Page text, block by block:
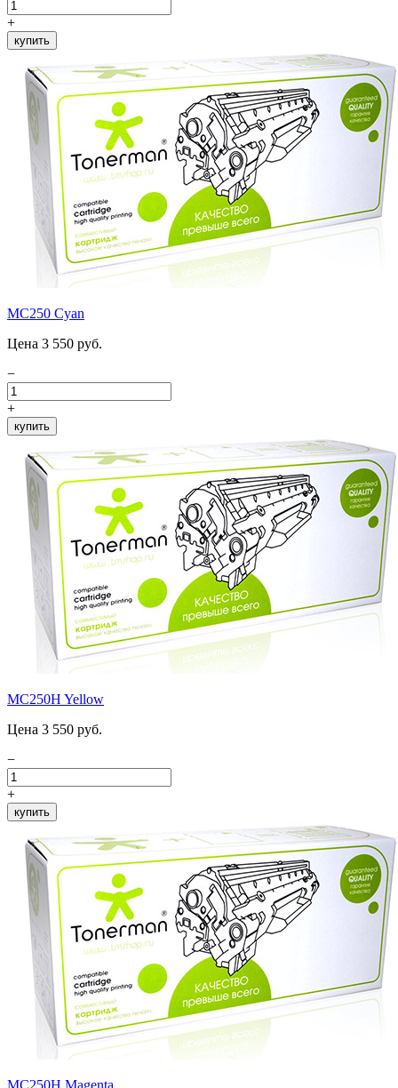
+
купить
MC250 Cyan
Цена 3 550 руб.
−
+
купить
MC250H Yellow
Цена 3 550 руб.
−
+
купить
MC250H Magenta